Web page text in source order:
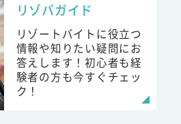
リゾバガイド
リゾートバイトに役立つ
情報や知りたい疑問にお
答えします！初心者も経
験者の方も今すぐチェッ
ク！